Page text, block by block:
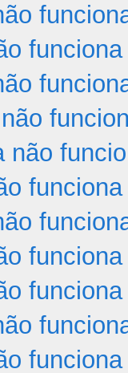
funciona
não
funciona
funciona
funciona
funciona